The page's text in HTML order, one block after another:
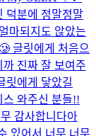
덕분에 정말정말
마되지도 않았는
글릿에게 처음으
진짜 잘 보여주
릿에게 닿았길
와주신 분들!!
감사합니다아
있어서 너무 너무